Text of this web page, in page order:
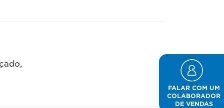
FALAR COM UM
COLABORADOR
DE VENDAS